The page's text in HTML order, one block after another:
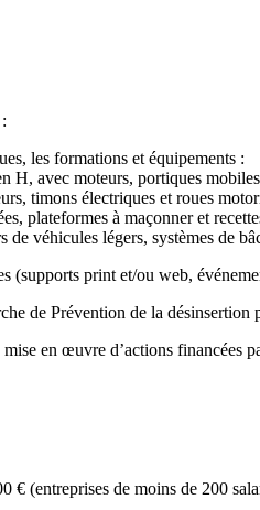
les formations et équipements :
avec moteurs, portiques
timons électriques et roues
plateformes à maçonner et
véhicules légers, systèmes de
(supports print et/ou web,
de Prévention de la
en œuvre d’actions financées
€ (entreprises de moins de 200